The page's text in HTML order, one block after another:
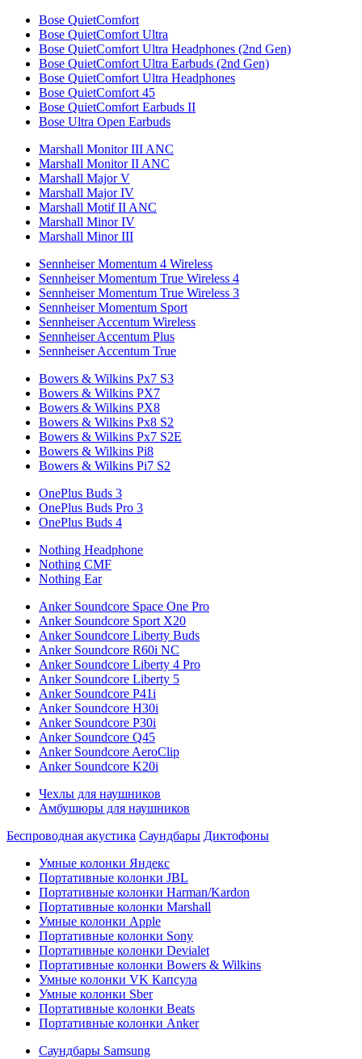
Bose QuietComfort
Bose QuietComfort Ultra
Bose QuietComfort Ultra Headphones (2nd Gen)
Bose QuietComfort Ultra Earbuds (2nd Gen)
Bose QuietComfort Ultra Headphones
Bose QuietComfort 45
Bose QuietComfort Earbuds II
Bose Ultra Open Earbuds
Marshall Monitor III ANC
Marshall Monitor II ANC
Marshall Major V
Marshall Major IV
Marshall Motif II ANC
Marshall Minor IV
Marshall Minor III
Sennheiser Momentum 4 Wireless
Sennheiser Momentum True Wireless 4
Sennheiser Momentum True Wireless 3
Sennheiser Momentum Sport
Sennheiser Accentum Wireless
Sennheiser Accentum Plus
Sennheiser Accentum True
Bowers & Wilkins Px7 S3
Bowers & Wilkins PX7
Bowers & Wilkins PX8
Bowers & Wilkins Px8 S2
Bowers & Wilkins Px7 S2E
Bowers & Wilkins Pi8
Bowers & Wilkins Pi7 S2
OnePlus Buds 3
OnePlus Buds Pro 3
OnePlus Buds 4
Nothing Headphone
Nothing CMF
Nothing Ear
Anker Soundcore Space One Pro
Anker Soundcore Sport X20
Anker Soundcore Liberty Buds
Anker Soundcore R60i NC
Anker Soundcore Liberty 4 Pro
Anker Soundcore Liberty 5
Anker Soundcore P41i
Anker Soundcore H30i
Anker Soundcore P30i
Anker Soundcore Q45
Anker Soundcore AeroClip
Anker Soundcore K20i
Чехлы для наушников
Амбушюры для наушников
Беспроводная акустика Саундбары Диктофоны
Умные колонки Яндекс
Портативные колонки JBL
Портативные колонки Harman/Kardon
Портативные колонки Marshall
Умные колонки Apple
Портативные колонки Sony
Портативные колонки Devialet
Портативные колонки Bowers & Wilkins
Умные колонки VK Капсула
Умные колонки Sber
Портативные колонки Beats
Портативные колонки Anker
Саундбары Samsung